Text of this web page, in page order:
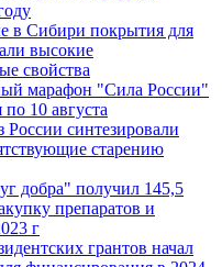
в Сибири покрытия для
высокие
свойства
марафон "Сила России"
10 августа
синтезировали
старению
добра" получил 145,5
препаратов и
г
грантов начал